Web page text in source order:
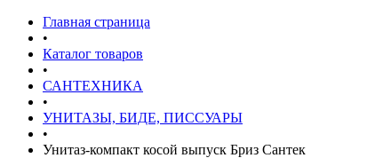
Главная страница
•
Каталог товаров
•
САНТЕХНИКА
•
УНИТАЗЫ, БИДЕ, ПИССУАРЫ
•
Унитаз-компакт косой выпуск Бриз Сантек